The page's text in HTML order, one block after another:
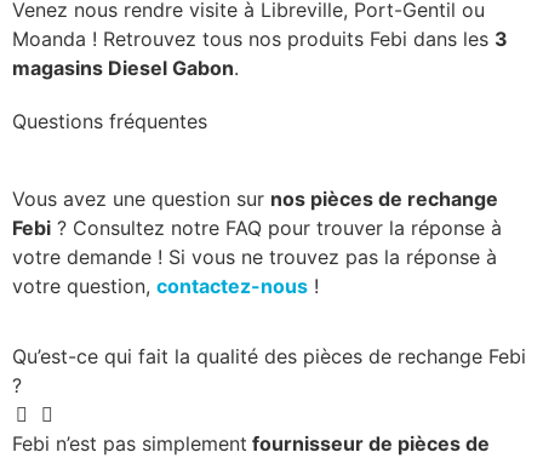
Venez nous rendre visite à Libreville, Port-Gentil ou
Moanda ! Retrouvez tous nos produits Febi dans les 3
magasins Diesel Gabon.
Questions fréquentes
Vous avez une question sur nos pièces de rechange
Febi ? Consultez notre FAQ pour trouver la réponse à
votre demande ! Si vous ne trouvez pas la réponse à
votre question, contactez-nous !
Qu’est-ce qui fait la qualité des pièces de rechange Febi
?
Febi n’est pas simplement fournisseur de pièces de